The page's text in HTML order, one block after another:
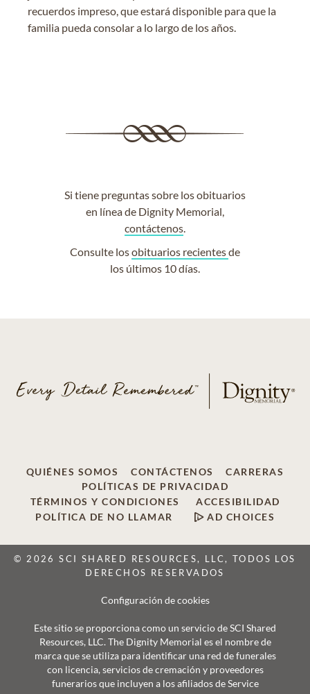
recuerdos impreso, que estará disponible para que la
familia pueda consolar a lo largo de los años.
Si tiene preguntas sobre los obituarios
en línea de Dignity Memorial,
contáctenos.
Consulte losobituarios recientesde
los últimos 10 días.
QUIÉNES SOMOS CONTÁCTENOS
CARRERAS
POLÍTICAS DE PRIVACIDAD
TÉRMINOS Y CONDICIONES
ACCESIBILIDAD
POLÍTICA DE NO LLAMAR
AD CHOICES
© 2026 SCI SHARED RESOURCES, LLC, TODOS LOS
DERECHOS RESERVADOS
Configuración de cookies
Este sitio se proporciona como un servicio de SCI Shared
Resources, LLC. The Dignity Memorial es el nombre de
marca que se utiliza para identificar una red de funerales
con licencia, servicios de cremación y proveedores
funerarios que incluyen a los afiliados de Service